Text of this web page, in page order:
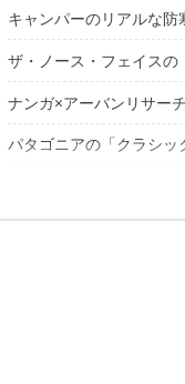
キャンパーのリアルな防
調査に訪れたのは、本
ザ・ノース・フェイスの
袖口は手の甲を覆う仕様
モコモコのフリースは
ナンガ×アーバンリサー
アーバンな短丈シルエ
パタゴニアの「クラシッ
メンズモデルだけのカ
アークテリクスの「ゴ
オードリーアンドジョ
リラックスできるス